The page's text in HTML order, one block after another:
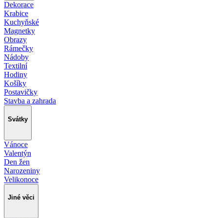
Dekorace
Krabice
Kuchyňské
Magnetky
Obrazy
Rámečky
Nádoby
Textilní
Hodiny
Košíky
Postavičky
Stavba a zahrada
Svátky
Vánoce
Valentýn
Den žen
Narozeniny
Velikonoce
Jiné věci